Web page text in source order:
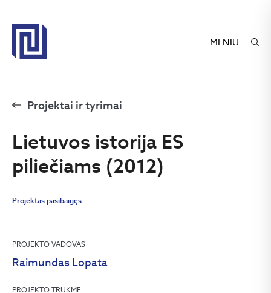
MENIU
Projektai ir tyrimai
Lietuvos istorija ES
piliečiams (2012)
Projektas pasibaigęs
PROJEKTO VADOVAS
Raimundas Lopata
PROJEKTO TRUKMĖ